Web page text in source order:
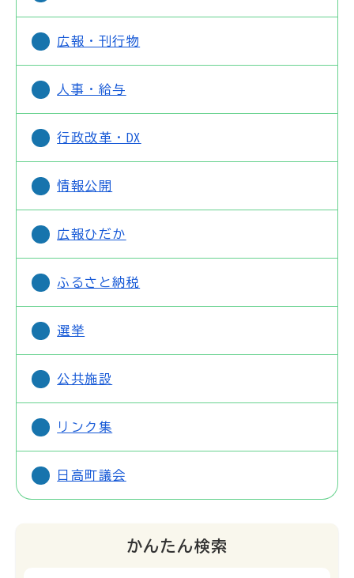
広報・刊行物
人事・給与
行政改革・DX
情報公開
広報ひだか
ふるさと納税
選挙
公共施設
リンク集
日高町議会
かんたん検索